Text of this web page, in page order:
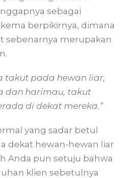
sebagai
berpikirnya, dimana
sebenarnya merupakan
takut pada hewan liar,
dan harimau, takut
di dekat mereka.”
yang sadar betul
dekat hewan-hewan liar
Anda pun setuju bahwa
klien sebetulnya